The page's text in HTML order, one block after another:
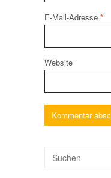
E-Mail-Adresse *
Website